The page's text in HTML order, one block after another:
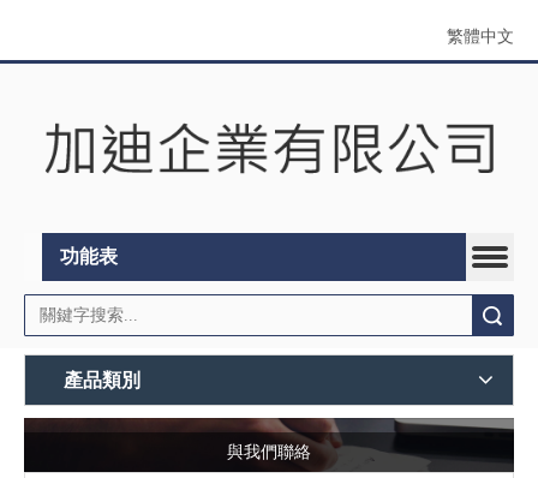
繁體中文
功能表
產品類別
與我們聯絡